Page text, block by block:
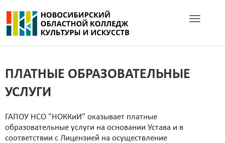
Toggle
ПЛАТНЫЕ ОБРАЗОВАТЕЛЬНЫЕ
УСЛУГИ
ГАПОУ НСО "НОККиИ" оказывает платные
образовательные услуги на основании Устава и в
соответствии с Лицензией на осуществление